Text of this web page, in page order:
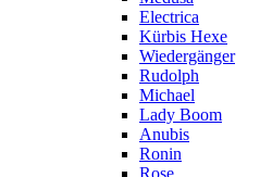
Electrica
Kürbis Hexe
Wiedergänger
Rudolph
Michael
Lady Boom
Anubis
Ronin